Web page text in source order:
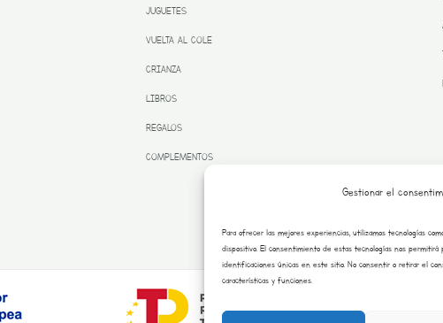
Gestionar el
Para ofrecer las mejores experiencias, utilizamos tecnologías
dispositivo. El consentimiento de estas tecnologías nos
identificaciones únicas en este sitio. No consentir o retirar el
características y funciones.
JUGUETES
VUELTA AL COLE
CRIANZA
LIBROS
REGALOS
COMPLEMENTOS